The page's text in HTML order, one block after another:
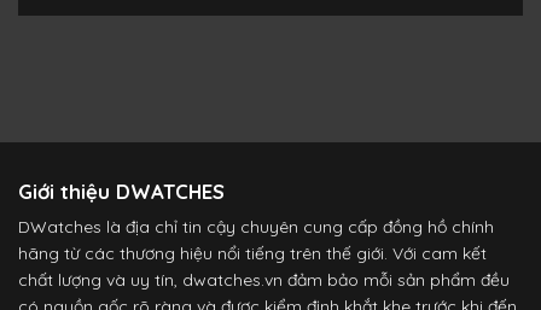
Giới thiệu DWATCHES
DWatches là địa chỉ tin cậy chuyên cung cấp đồng hồ chính
hãng từ các thương hiệu nổi tiếng trên thế giới. Với cam kết
chất lượng và uy tín, dwatches.vn đảm bảo mỗi sản phẩm đều